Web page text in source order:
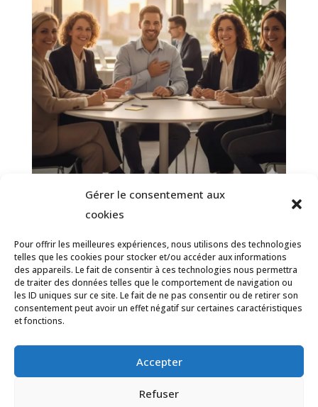
Gérer le consentement aux
cookies
Pour offrir les meilleures expériences, nous utilisons des technologies
telles que les cookies pour stocker et/ou accéder aux informations
des appareils. Le fait de consentir à ces technologies nous permettra
de traiter des données telles que le comportement de navigation ou
les ID uniques sur ce site. Le fait de ne pas consentir ou de retirer son
consentement peut avoir un effet négatif sur certaines caractéristiques
et fonctions.
Accepter
Refuser
Reconnaissance au travail : Redonner
2 mars 2026
© 2012, Blog Bien-être au Travail.